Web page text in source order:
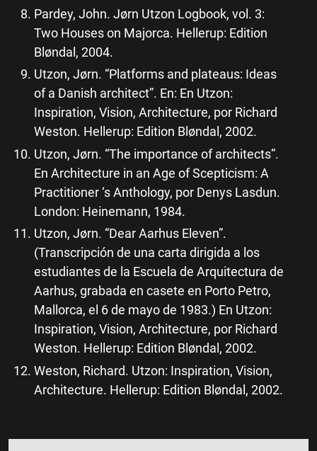
Pardey, John. Jørn Utzon Logbook, vol. 3:
Two Houses on Majorca. Hellerup: Edition
Bløndal, 2004.
Utzon, Jørn. “Platforms and plateaus: Ideas
of a Danish architect”. En: En Utzon:
Inspiration, Vision, Architecture, por Richard
Weston. Hellerup: Edition Bløndal, 2002.
Utzon, Jørn. “The importance of architects”.
En Architecture in an Age of Scepticism: A
Practitioner ‘s Anthology, por Denys Lasdun.
London: Heinemann, 1984.
Utzon, Jørn. “Dear Aarhus Eleven”.
(Transcripción de una carta dirigida a los
estudiantes de la Escuela de Arquitectura de
Aarhus, grabada en casete en Porto Petro,
Mallorca, el 6 de mayo de 1983.) En Utzon:
Inspiration, Vision, Architecture, por Richard
Weston. Hellerup: Edition Bløndal, 2002.
Weston, Richard. Utzon: Inspiration, Vision,
Architecture. Hellerup: Edition Bløndal, 2002.